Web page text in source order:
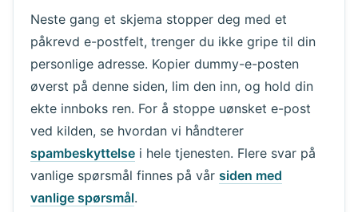
Neste gang et skjema stopper deg med et
påkrevd e-postfelt, trenger du ikke gripe til din
personlige adresse. Kopier dummy-e-posten
øverst på denne siden, lim den inn, og hold din
ekte innboks ren. For å stoppe uønsket e-post
ved kilden, se hvordan vi håndterer
spambeskyttelsei hele tjenesten. Flere svar på
vanlige spørsmål finnes på vår siden med
vanlige spørsmål.